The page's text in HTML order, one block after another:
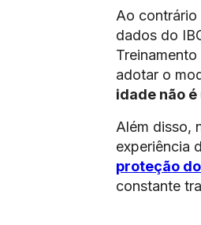
Ao contrário
dados do
adotar o
idade não
Além disso,
experiência
proteção
constante